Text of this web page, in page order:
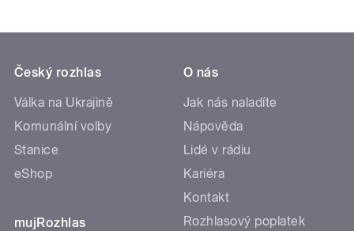
Český rozhlas
Válka na Ukrajině
Komunální volby
Stanice
eShop
mujRozhlas
O nás
Jak nás naladíte
Nápověda
Lidé v rádiu
Kariéra
Kontakt
Rozhlasový poplatek